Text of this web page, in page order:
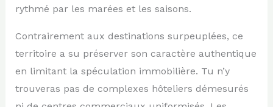
rythmé par les marées et les saisons.
Contrairement aux destinations surpeuplées, ce
territoire a su préserver son caractère authentique
en limitant la spéculation immobilière. Tu n’y
trouveras pas de complexes hôteliers démesurés